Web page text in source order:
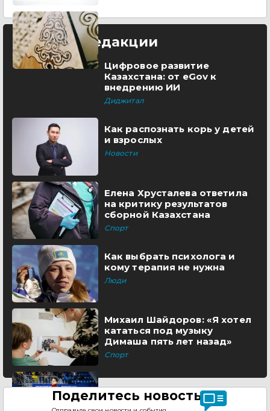
Выбор редакции
Цифровое развитие
Казахстана: от eGov к
внедрению ИИ
Диджитал
Как распознать корь у детей
и взрослых
Новости
Елена Хрусталева ответила
на критику результатов
сборной Казахстана
Спорт
Как выбрать психолога и
кому терапия не нужна
Люди
Михаил Шайдоров: «Я хотел
кататься под музыку
Димаша пять лет назад»
Спорт
Поделитесь новостью